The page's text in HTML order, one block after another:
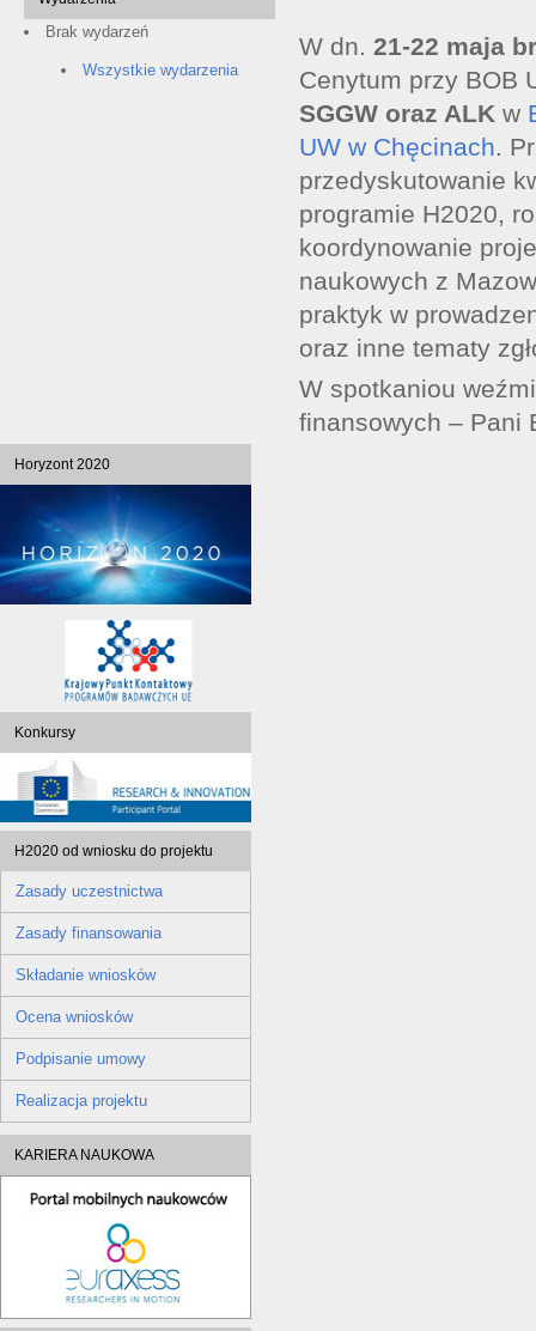
Brak wydarzeń
Wszystkie wydarzenia
W dn. 21-22 maja br
Cenytum przy BOB
SGGW oraz ALK w
UW w Chęcinach .
przedyskutowanie
programie H2020,
koordynowanie
naukowych z
praktyk w
oraz inne tematy
W spotkaniou
finansowych – Pani
Horyzont 2020
Konkursy
H2020 od wniosku do projektu
Zasady uczestnictwa
Zasady finansowania
Składanie wniosków
Ocena wniosków
Podpisanie umowy
Realizacja projektu
KARIERA NAUKOWA